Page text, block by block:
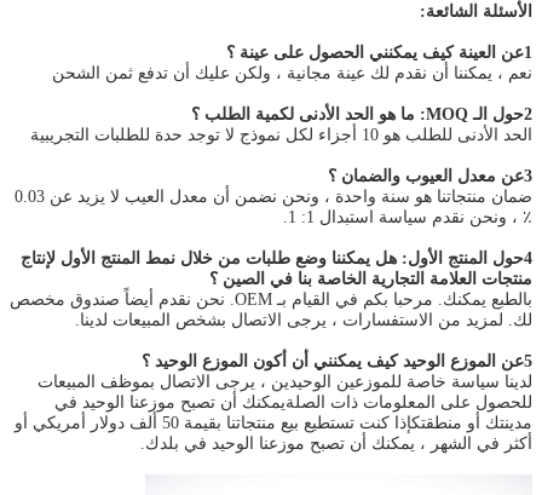
الأسئلة الشائعة:
1عن العينة كيف يمكنني الحصول على عينة ؟
نعم ، يمكننا أن نقدم لك عينة مجانية ، ولكن عليك أن تدفع ثمن الشحن
2حول الـ MOQ: ما هو الحد الأدنى لكمية الطلب ؟
الحد الأدنى للطلب هو 10 أجزاء لكل نموذج لا توجد حدة للطلبات التجريبية
3عن معدل العيوب والضمان ؟
ضمان منتجاتنا هو سنة واحدة ، ونحن نضمن أن معدل العيب لا يزيد عن 0.03
٪ ، ونحن نقدم سياسة استبدال 1: 1.
4حول المنتج الأول: هل يمكننا وضع طلبات من خلال نمط المنتج الأول لإنتاج
منتجات العلامة التجارية الخاصة بنا في الصين ؟
بالطبع يمكنك. مرحبا بكم في القيام بـ OEM. نحن نقدم أيضاً صندوق مخصص
لك. لمزيد من الاستفسارات ، يرجى الاتصال بشخص المبيعات لدينا.
5عن الموزع الوحيد كيف يمكنني أن أكون الموزع الوحيد ؟
لدينا سياسة خاصة للموزعين الوحيدين ، يرجى الاتصال بموظف المبيعات
للحصول على المعلومات ذات الصلةيمكنك أن تصبح موزعنا الوحيد في
مدينتك أو منطقتكإذا كنت تستطيع بيع منتجاتنا بقيمة 50 ألف دولار أمريكي أو
أكثر في الشهر ، يمكنك أن تصبح موزعنا الوحيد في بلدك.